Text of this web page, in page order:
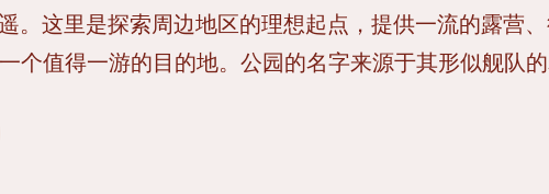
。这里是探索周边地区的理想起点，提供一流的露营
个值得一游的目的地。公园的名字来源于其形似舰队的